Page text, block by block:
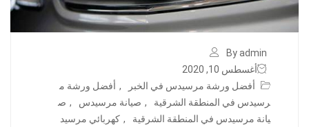
By admin
أغسطس 10, 2020
أفضل ورشة مرسيدس في الخبر
, أفضل ورشة م
رسيدس في المنطقة الشرقية
, صيانة مرسيدس , ص
يانة مرسيدس في المنطقة الشرقية
, كهربائي مرسيد